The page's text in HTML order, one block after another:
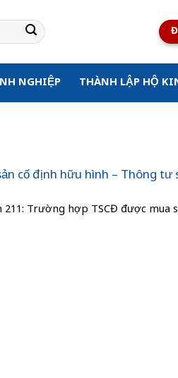
NGHIỆP THÀNH LẬP HỘ
cố định hữu hình – Thông tư
Trường hợp TSCĐ được mua